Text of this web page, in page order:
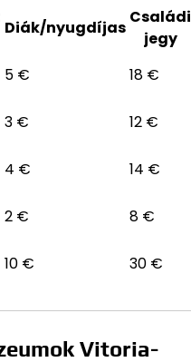
Diák/nyugdíjas
Családi
jegy
5 € 18 €
3 €
12 €
4 €
14 €
2 €
8 €
10 € 30 €
Vitoria-